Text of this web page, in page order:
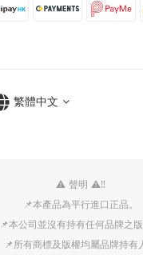
繁體中文
⚠️ 聲明 ⚠️‼️
📌本產品為平行進口正品。
📌本公司並沒有持有任何品牌之版
📌所有商標及版權均屬品牌持有